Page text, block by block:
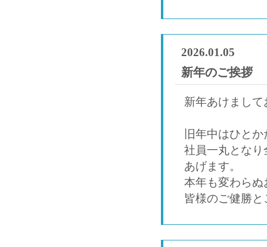
2026.01.05
新年のご挨拶
新年あけまし
旧年中はひと
社員一丸とな
あげます。
本年も変わら
皆様のご健勝